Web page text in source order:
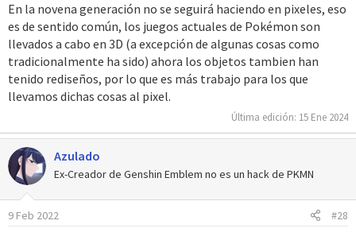
En la novena generación no se seguirá haciendo en pixeles, eso
es de sentido común, los juegos actuales de Pokémon son
llevados a cabo en 3D (a excepción de algunas cosas como
tradicionalmente ha sido) ahora los objetos tambien han
tenido rediseños, por lo que es más trabajo para los que
llevamos dichas cosas al pixel.
Última edición: 15 Ene 2024
Azulado
Ex-Creador de Genshin Emblem no es un hack de PKMN
9 Feb 2022 #28